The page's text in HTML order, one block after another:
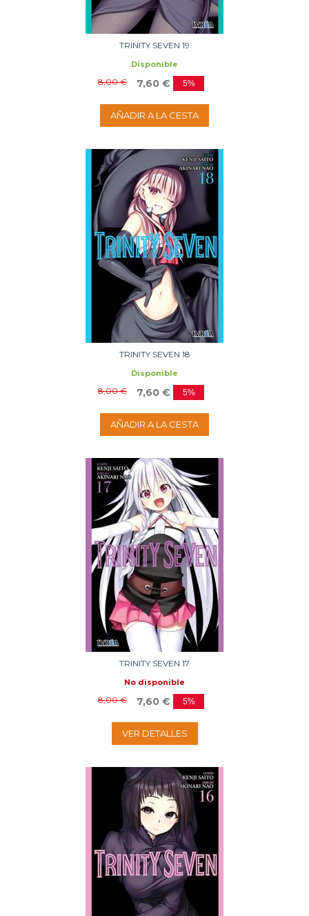
TRINITY SEVEN 19
Disponible
8,00 € 7,60 € 5%
AÑADIR A LA CESTA
TRINITY SEVEN 18
Disponible
8,00 € 7,60 € 5%
AÑADIR A LA CESTA
TRINITY SEVEN 17
No disponible
8,00 € 7,60 € 5%
VER DETALLES